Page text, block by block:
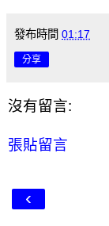
發布時間 01:17
分享
沒有留言:
張貼留言
‹